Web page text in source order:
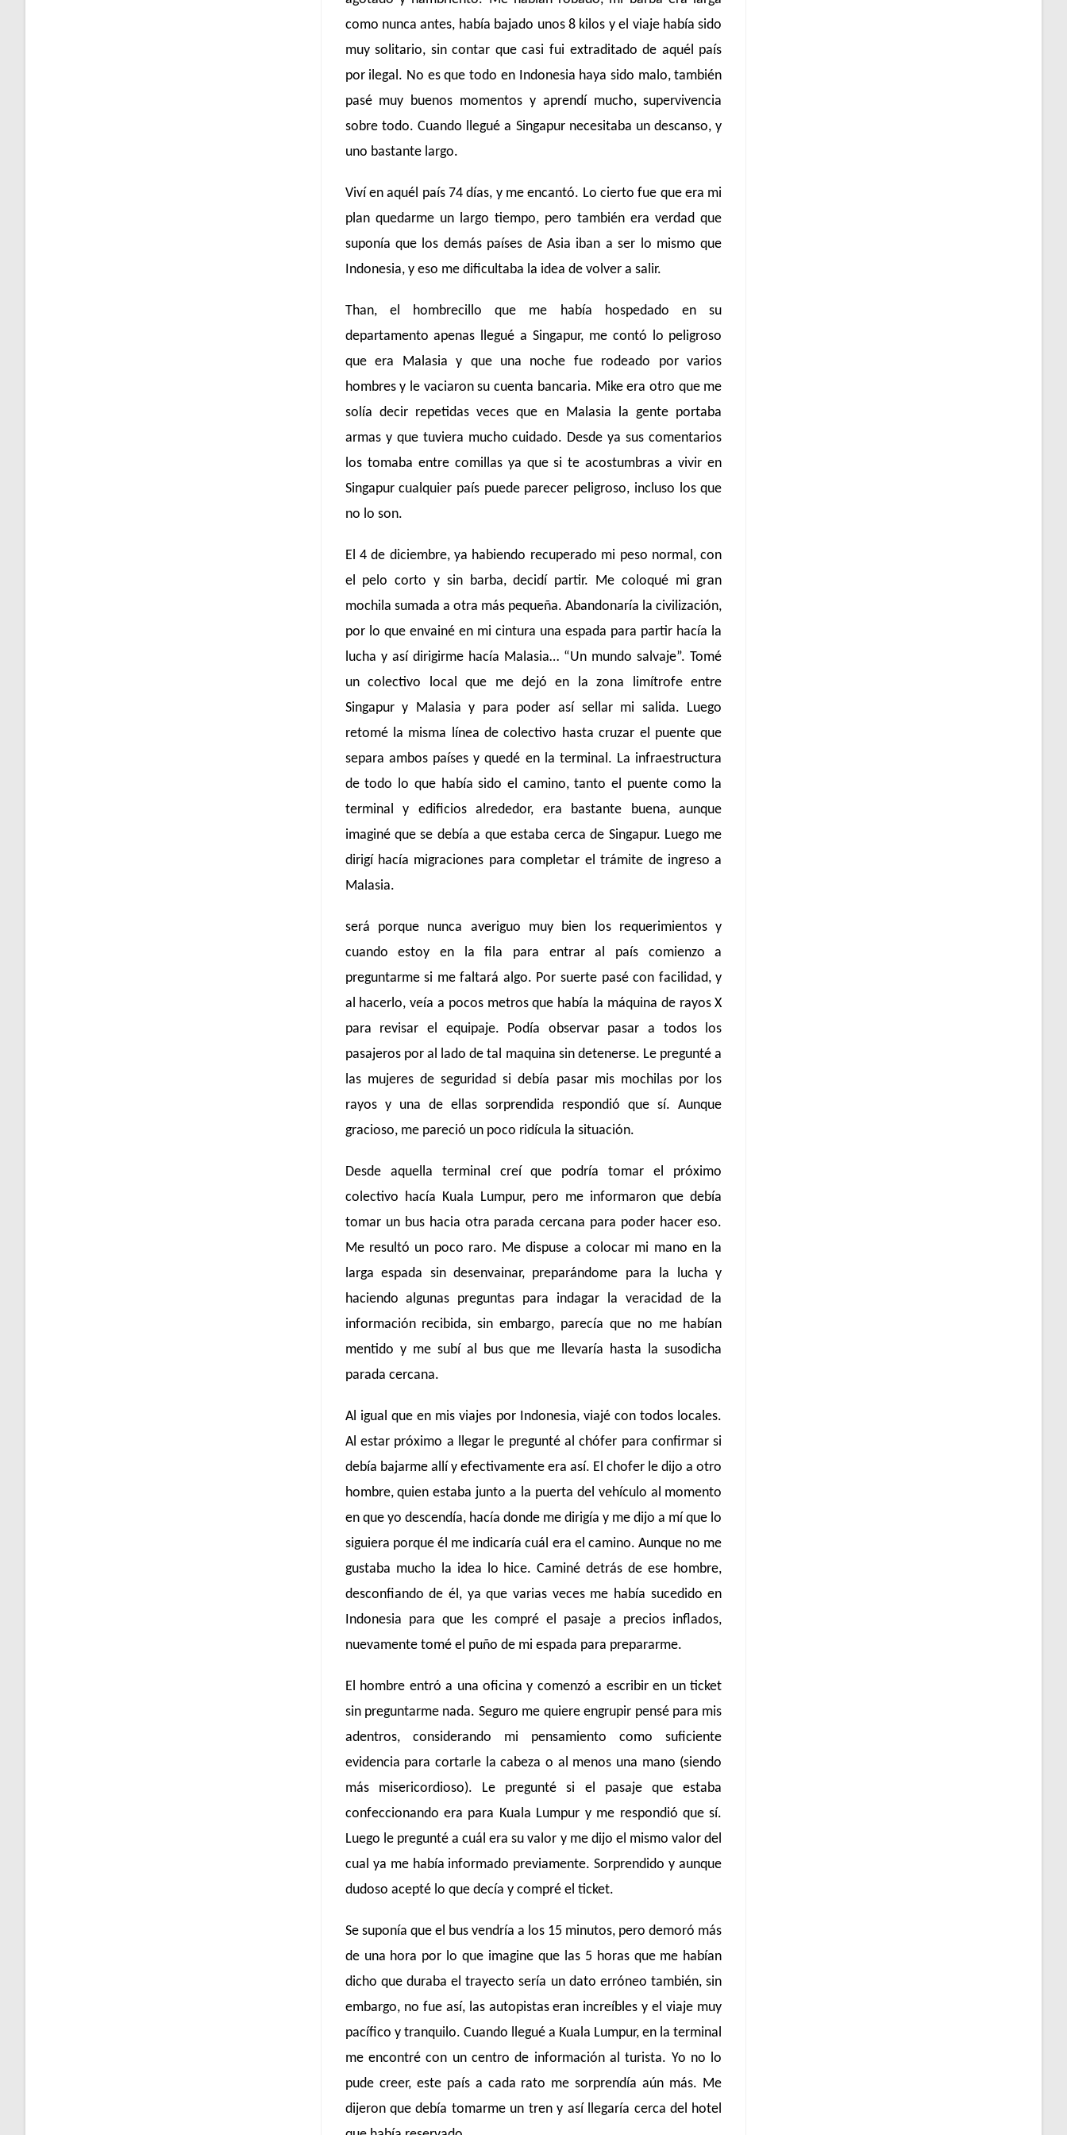
como nunca antes, había bajado unos 8 kilos y el viaje había sido
muy solitario, sin contar que casi fui extraditado de aquél país
por ilegal. No es que todo en Indonesia haya sido malo, también
pasé muy buenos momentos y aprendí mucho, supervivencia
sobre todo. Cuando llegué a Singapur necesitaba un descanso, y
uno bastante largo.
Viví en aquél país 74 días, y me encantó. Lo cierto fue que era mi
plan quedarme un largo tiempo, pero también era verdad que
suponía que los demás países de Asia iban a ser lo mismo que
Indonesia, y eso me dificultaba la idea de volver a salir.
Than, el hombrecillo que me había hospedado en su
departamento apenas llegué a Singapur, me contó lo peligroso
que era Malasia y que una noche fue rodeado por varios
hombres y le vaciaron su cuenta bancaria. Mike era otro que me
solía decir repetidas veces que en Malasia la gente portaba
armas y que tuviera mucho cuidado. Desde ya sus comentarios
los tomaba entre comillas ya que si te acostumbras a vivir en
Singapur cualquier país puede parecer peligroso, incluso los que
no lo son.
El 4 de diciembre, ya habiendo recuperado mi peso normal, con
el pelo corto y sin barba, decidí partir. Me coloqué mi gran
mochila sumada a otra más pequeña. Abandonaría la civilización,
por lo que envainé en mi cintura una espada para partir hacía la
lucha y así dirigirme hacía Malasia… “Un mundo salvaje”. Tomé
un colectivo local que me dejó en la zona limítrofe entre
Singapur y Malasia y para poder así sellar mi salida. Luego
retomé la misma línea de colectivo hasta cruzar el puente que
separa ambos países y quedé en la terminal. La infraestructura
de todo lo que había sido el camino, tanto el puente como la
terminal y edificios alrededor, era bastante buena, aunque
imaginé que se debía a que estaba cerca de Singapur. Luego me
dirigí hacía migraciones para completar el trámite de ingreso a
Malasia.
será porque nunca averiguo muy bien los requerimientos y
cuando estoy en la fila para entrar al país comienzo a
preguntarme si me faltará algo. Por suerte pasé con facilidad, y
al hacerlo, veía a pocos metros que había la máquina de rayos X
para revisar el equipaje. Podía observar pasar a todos los
pasajeros por al lado de tal maquina sin detenerse. Le pregunté a
las mujeres de seguridad si debía pasar mis mochilas por los
rayos y una de ellas sorprendida respondió que sí. Aunque
gracioso, me pareció un poco ridícula la situación.
Desde aquella terminal creí que podría tomar el próximo
colectivo hacía Kuala Lumpur, pero me informaron que debía
tomar un bus hacia otra parada cercana para poder hacer eso.
Me resultó un poco raro. Me dispuse a colocar mi mano en la
larga espada sin desenvainar, preparándome para la lucha y
haciendo algunas preguntas para indagar la veracidad de la
información recibida, sin embargo, parecía que no me habían
mentido y me subí al bus que me llevaría hasta la susodicha
parada cercana.
Al igual que en mis viajes por Indonesia, viajé con todos locales.
Al estar próximo a llegar le pregunté al chófer para confirmar si
debía bajarme allí y efectivamente era así. El chofer le dijo a otro
hombre, quien estaba junto a la puerta del vehículo al momento
en que yo descendía, hacía donde me dirigía y me dijo a mí que lo
siguiera porque él me indicaría cuál era el camino. Aunque no me
gustaba mucho la idea lo hice. Caminé detrás de ese hombre,
desconfiando de él, ya que varias veces me había sucedido en
Indonesia para que les compré el pasaje a precios inflados,
nuevamente tomé el puño de mi espada para prepararme.
El hombre entró a una oficina y comenzó a escribir en un ticket
sin preguntarme nada. Seguro me quiere engrupir pensé para mis
adentros, considerando mi pensamiento como suficiente
evidencia para cortarle la cabeza o al menos una mano (siendo
más misericordioso). Le pregunté si el pasaje que estaba
confeccionando era para Kuala Lumpur y me respondió que sí.
Luego le pregunté a cuál era su valor y me dijo el mismo valor del
cual ya me había informado previamente. Sorprendido y aunque
dudoso acepté lo que decía y compré el ticket.
Se suponía que el bus vendría a los 15 minutos, pero demoró más
de una hora por lo que imagine que las 5 horas que me habían
dicho que duraba el trayecto sería un dato erróneo también, sin
embargo, no fue así, las autopistas eran increíbles y el viaje muy
pacífico y tranquilo. Cuando llegué a Kuala Lumpur, en la terminal
me encontré con un centro de información al turista. Yo no lo
pude creer, este país a cada rato me sorprendía aún más. Me
dijeron que debía tomarme un tren y así llegaría cerca del hotel